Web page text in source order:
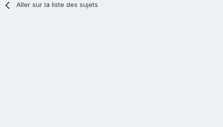
Aller sur la liste des sujets